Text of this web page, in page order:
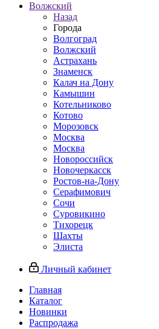
Волжский
Назад
Города
Волгоград
Волжский
Астрахань
Знаменск
Калач на Дону
Камышин
Котельниково
Котово
Морозовск
Москва
Москва
Новороссийск
Новочеркасск
Ростов-на-Дону
Серафимович
Сочи
Суровикино
Тихорецк
Шахты
Элиста
Личный кабинет
Главная
Каталог
Новинки
Распродажа